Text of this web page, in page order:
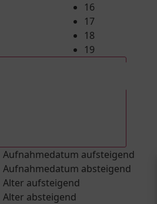
16
17
18
19
Aufnahmedatum aufsteigend
Aufnahmedatum absteigend
Alter aufsteigend
Alter absteigend